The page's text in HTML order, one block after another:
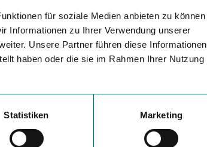
für soziale Medien anbieten zu können
Informationen zu Ihrer Verwendung unserer
Unsere Partner führen diese Informationen
haben oder die sie im Rahmen Ihrer Nutzung
Statistiken Marketing